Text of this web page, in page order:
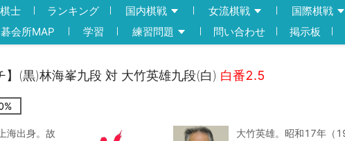
棋士 ランキング 国内棋戦 女流棋戦 国際棋戦
碁会所MAP 学習 練習問題 問い合わせ 掲示板
(黒)林海峯九段 対 大竹英雄九段(白) 白番2.5
%
海出身。故
大竹英雄。昭和17年（